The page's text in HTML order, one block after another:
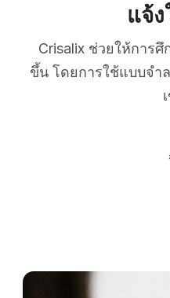
แจ้
Crisalix ช่วยให้การ
ขึ้น โดยการใช้แบบจำ